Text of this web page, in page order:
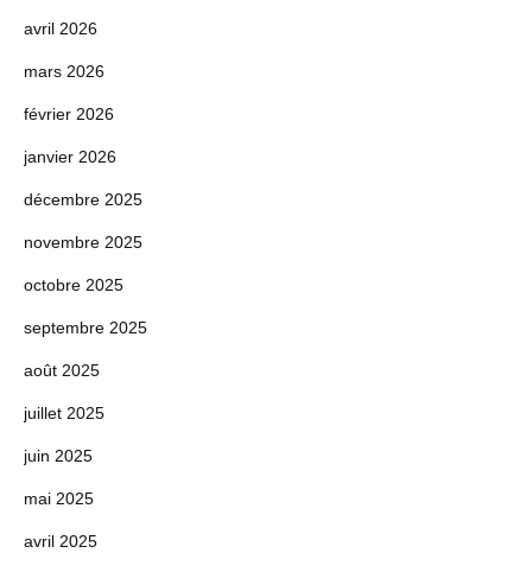
avril 2026
mars 2026
février 2026
janvier 2026
décembre 2025
novembre 2025
octobre 2025
septembre 2025
août 2025
juillet 2025
juin 2025
mai 2025
avril 2025